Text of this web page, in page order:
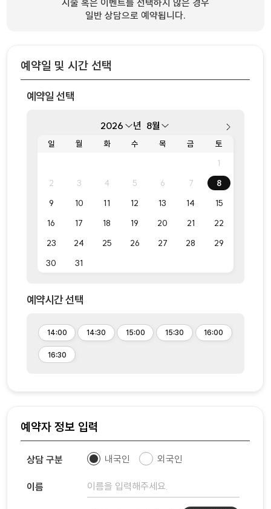
시술 혹은 이벤트를 선택하지 않은 경우
일반 상담으로 예약됩니다.
예약일 및 시간 선택
예약일 선택
년
일 월 화 수 목 금
토
1
2 3 4 5 6 7 8
9 10 11 12 13 14 15
16 17 18 19 20 21 22
23 24 25 26 27 28 29
30 31
예약시간 선택
14:00 14:30 15:00 15:30 16:00
16:30
예약자 정보 입력
상담 구분 내국인 외국인
이름